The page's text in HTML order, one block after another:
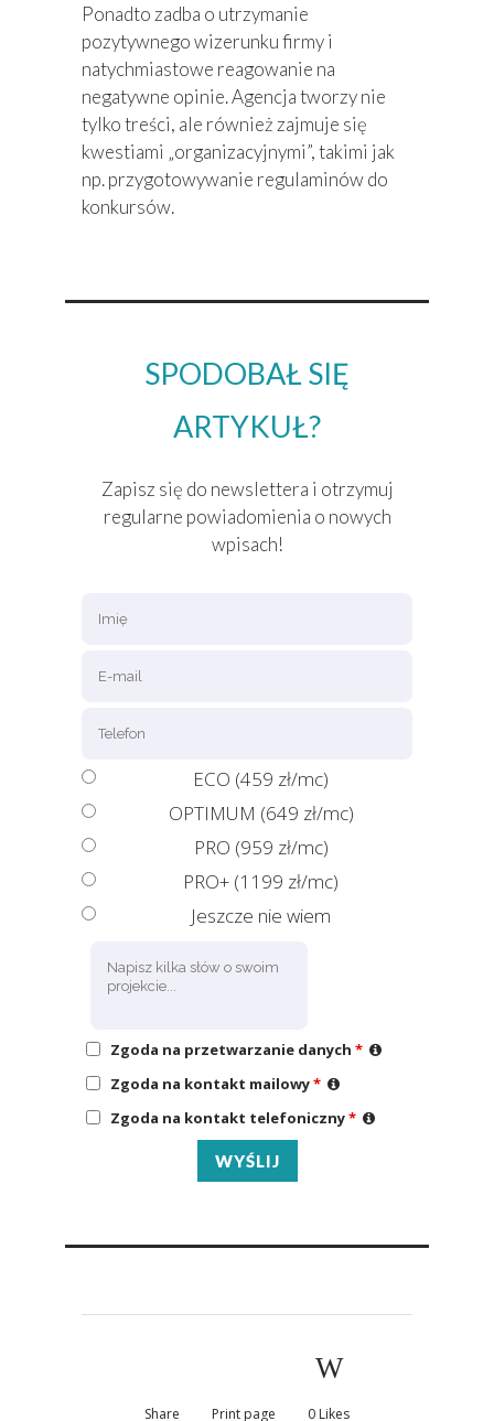
Ponadto zadba o utrzymanie
pozytywnego wizerunku firmy i
natychmiastowe reagowanie na
negatywne opinie. Agencja tworzy nie
tylko treści, ale również zajmuje się
kwestiami „organizacyjnymi”, takimi jak
np. przygotowywanie regulaminów do
konkursów.
SPODOBAŁ SIĘ
ARTYKUŁ?
Zapisz się do newslettera i otrzymuj
regularne powiadomienia o nowych
wpisach!
ECO (459 zł/mc)
OPTIMUM (649 zł/mc)
PRO (959 zł/mc)
PRO+ (1199 zł/mc)
Jeszcze nie wiem
Zgoda na przetwarzanie danych *
Zgoda na kontakt mailowy*
Zgoda na kontakt telefoniczny*
Share Print page 0 Likes